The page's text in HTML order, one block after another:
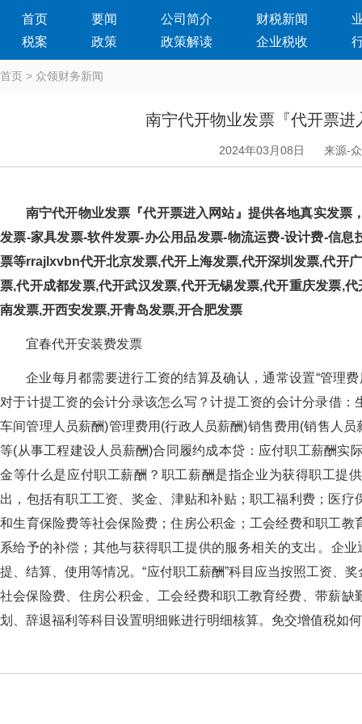
首页 要闻 公司简介 财税新闻
税案
政策 政策解读 企业税收
首页 > 众领财务新闻
南宁代开物业发票『代开票进
2024年03月08日 来源-
南宁代开物业发票『代开票进入网站』提供各地真实发票
发票-家具发票-软件发票-办公用品发票-物流运费-设计费-信息技
票等rrajlxvbn代开北京发票,代开上海发票,代开深圳发票,代开
票,代开成都发票,代开武汉发票,代开无锡发票,代开重庆发票,
南发票,开西安发票,开青岛发票,开合肥发票
宜春代开安装费发票
企业每月都需要进行工资的结算及确认，通常设置“管理费
对于计提工资的会计分录该怎么写？计提工资的会计分录借
车间管理人员薪酬)管理费用(行政人员薪酬)销售费用(销售人
等(从事工程建设人员薪酬)合同履约成本贷：应付职工薪酬实际发
金等什么是应付职工薪酬？职工薪酬是指企业为获得职工
出，包括有职工工资、奖金、津贴和补贴；职工福利费；医疗保
和生育保险费等社会保险费；住房公积金；工会经费和职工
系给予的补偿；其他与获得职工提供的服务相关的支出。
提、结算、使用等情况。“应付职工薪酬”科目应当按照工资、奖
社会保险费、住房公积金、工会经费和职工教育经费、带薪缺
划、辞退福利等科目设置明细账进行明细核算。免交增值税如何